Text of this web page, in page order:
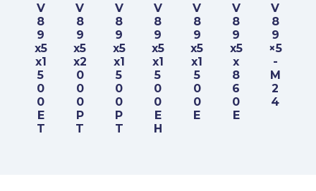
V
8
9
x5
x1
5
0
0
E
T
V
8
9
x5
x2
0
0
0
P
T
V
8
9
x5
x1
5
0
0
P
T
V
8
9
x5
x1
5
0
0
E
H
V
8
9
x5
x1
5
0
0
E
V
8
9
x5
x
8
6
0
E
V
8
9
×5
-
M
2
4